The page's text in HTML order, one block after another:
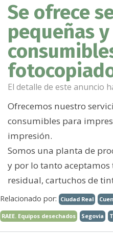
Se ofrece
pequeñas
El detalle de este anuncio
Ofrecemos nuestro
consumibles para
impresión.
Somos una planta de
y por lo tanto
residual, cartuchos de
Relacionado por: Ciudad Real
RAEE. Equipos desechados Segovia